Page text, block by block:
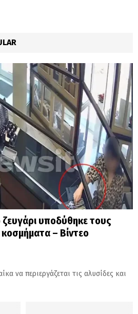
υποδύθηκε τους
– Βίντεο
να περιεργάζεται τις αλυσίδες και